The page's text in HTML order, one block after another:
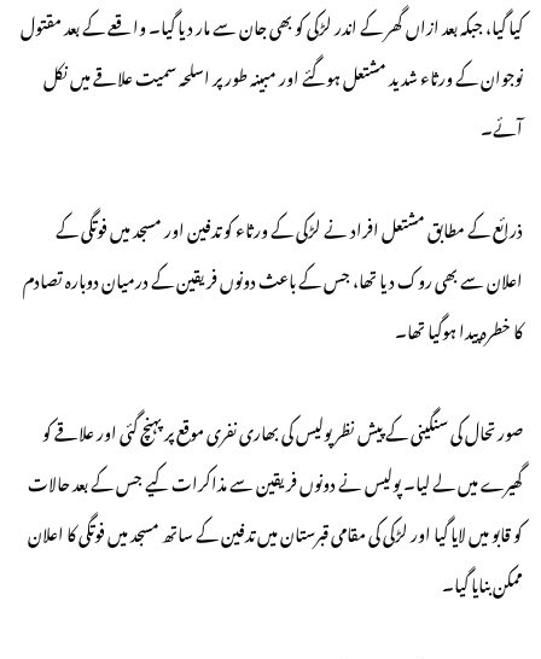
کیا گیا، جبکہ بعد ازاں گھر کے اندر لڑکی کو بھی جان سے مار دیا گیا۔ واقعے کے بعد مقتول
نوجوان کے ورثاء شدید مشتعل ہوگئے اور مبینہ طور پر اسلحہ سمیت علاقے میں نکل
آئے۔
ذرائع کے مطابق مشتعل افراد نے لڑکی کے ورثاء کو تدفین اور مسجد میں فوتگی کے
اعلان سے بھی روک دیا تھا، جس کے باعث دونوں فریقین کے درمیان دوبارہ تصادم
کا خطرہ پیدا ہوگیا تھا۔
صورتحال کی سنگینی کے پیش نظر پولیس کی بھاری نفری موقع پر پہنچ گئی اور علاقے کو
گھیرے میں لے لیا۔ پولیس نے دونوں فریقین سے مذاکرات کیے جس کے بعد حالات
کو قابو میں لایا گیا اور لڑکی کی مقامی قبرستان میں تدفین کے ساتھ مسجد میں فوتگی کا اعلان
ممکن بنایا گیا۔